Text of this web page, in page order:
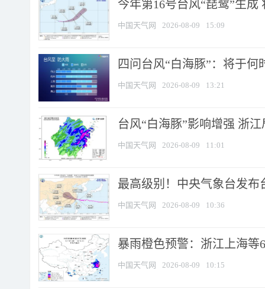
今年第16号台风“琵鹭”生
中国天气网 2026-08-09 15:09
四问台风“白海豚”：将于
中国天气网 2026-08-09 13:21
台风“白海豚”影响增强 浙
中国天气网 2026-08-09 11:01
最高级别！中央气象台发布
中国天气网 2026-08-09 10:36
暴雨橙色预警：浙江上海等
中国天气网 2026-08-09 10:15